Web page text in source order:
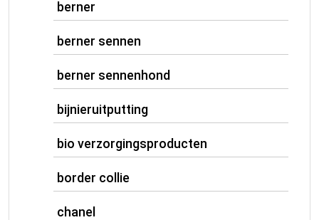
berner
berner sennen
berner sennenhond
bijnieruitputting
bio verzorgingsproducten
border collie
chanel